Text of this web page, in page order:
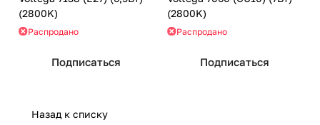
(2800K)
Распродано
Подписаться
(2800K)
Распродано
Подписаться
Назад к списку